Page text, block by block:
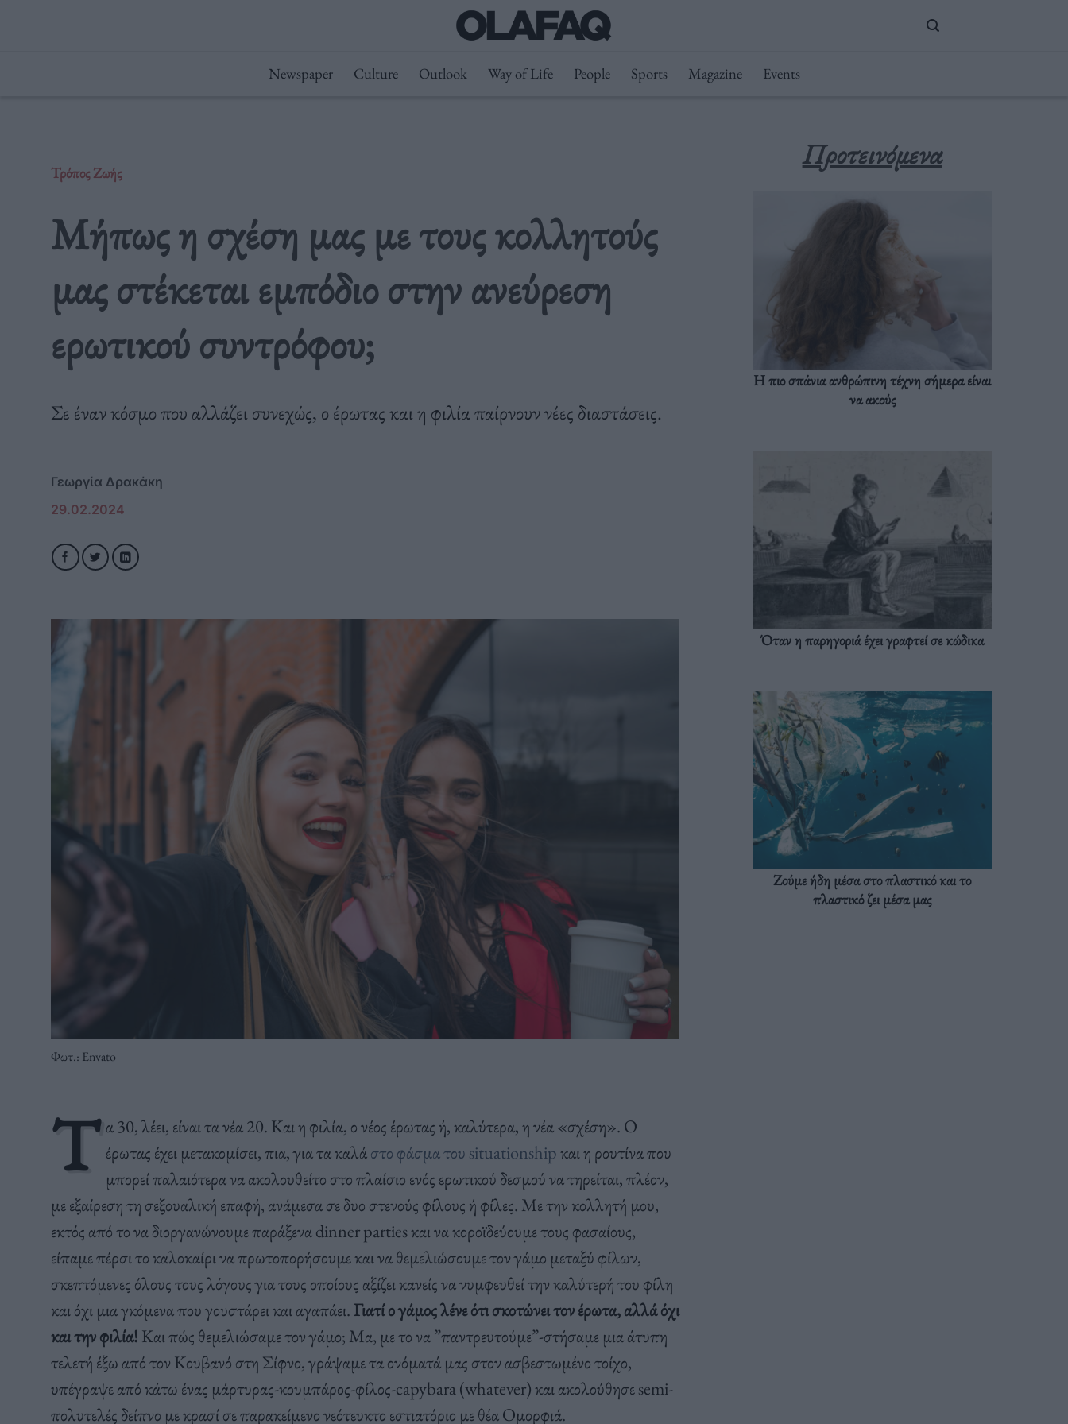
Newspaper Culture Outlook Way of Life People Sports Magazine Events
Τρόπος Ζωής
Μήπως η σχέση μας με τους κολλητούς
μας στέκεται εμπόδιο στην ανεύρεση
ερωτικού συντρόφου;
Σε έναν κόσμο που αλλάζει συνεχώς, ο έρωτας και η φιλία παίρνουν νέες διαστάσεις.
Γεωργία Δρακάκη
29.02.2024
Φωτ.: Envato
Τ α 30, λέει, είναι τα νέα 20. Και η φιλία, ο νέος έρωτας ή, καλύτερα, η νέα «σχέση». Ο
έρωτας έχει μετακομίσει, πια, για τα καλάστο φάσμα του situationshipκαι η ρουτίνα που
μπορεί παλαιότερα να ακολουθείτο στο πλαίσιο ενός ερωτικού δεσμού να τηρείται, πλέον,
με εξαίρεση τη σεξουαλική επαφή, ανάμεσα σε δυο στενούς φίλους ή φίλες. Με την κολλητή μου,
εκτός από το να διοργανώνουμε παράξενα dinner parties και να κοροϊδεύουμε τους φασαίους,
είπαμε πέρσι το καλοκαίρι να πρωτοπορήσουμε και να θεμελιώσουμε τον γάμο μεταξύ φίλων,
σκεπτόμενες όλους τους λόγους για τους οποίους αξίζει κανείς να νυμφευθεί την καλύτερή του φίλη
και όχι μια γκόμενα που γουστάρει και αγαπάει.Γιατί ο γάμος λένε ότι σκοτώνει τον έρωτα, αλλά όχι
και την φιλία! Και πώς θεμελιώσαμε τον γάμο; Μα, με το να ”παντρευτούμε”-στήσαμε μια άτυπη
τελετή έξω από τον Κουβανό στη Σίφνο, γράψαμε τα ονόματά μας στον ασβεστωμένο τοίχο,
υπέγραψε από κάτω ένας μάρτυρας-κουμπάρος-φίλος-capybara (whatever) και ακολούθησε semi-
πολυτελές δείπνο με κρασί σε παρακείμενο νεότευκτο εστιατόριο με θέα Ομορφιά.
Προτεινόμενα
Η πιο σπάνια ανθρώπινη τέχνη σήμερα είναι
να ακούς
Όταν η παρηγοριά έχει γραφτεί σε κώδικα
Ζούμε ήδη μέσα στο πλαστικό και το
πλαστικό ζει μέσα μας